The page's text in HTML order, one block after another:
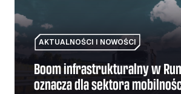
AKTUALNOŚCI I NOWOŚCI
Boom infrastrukturalny w
oznacza dla sektora